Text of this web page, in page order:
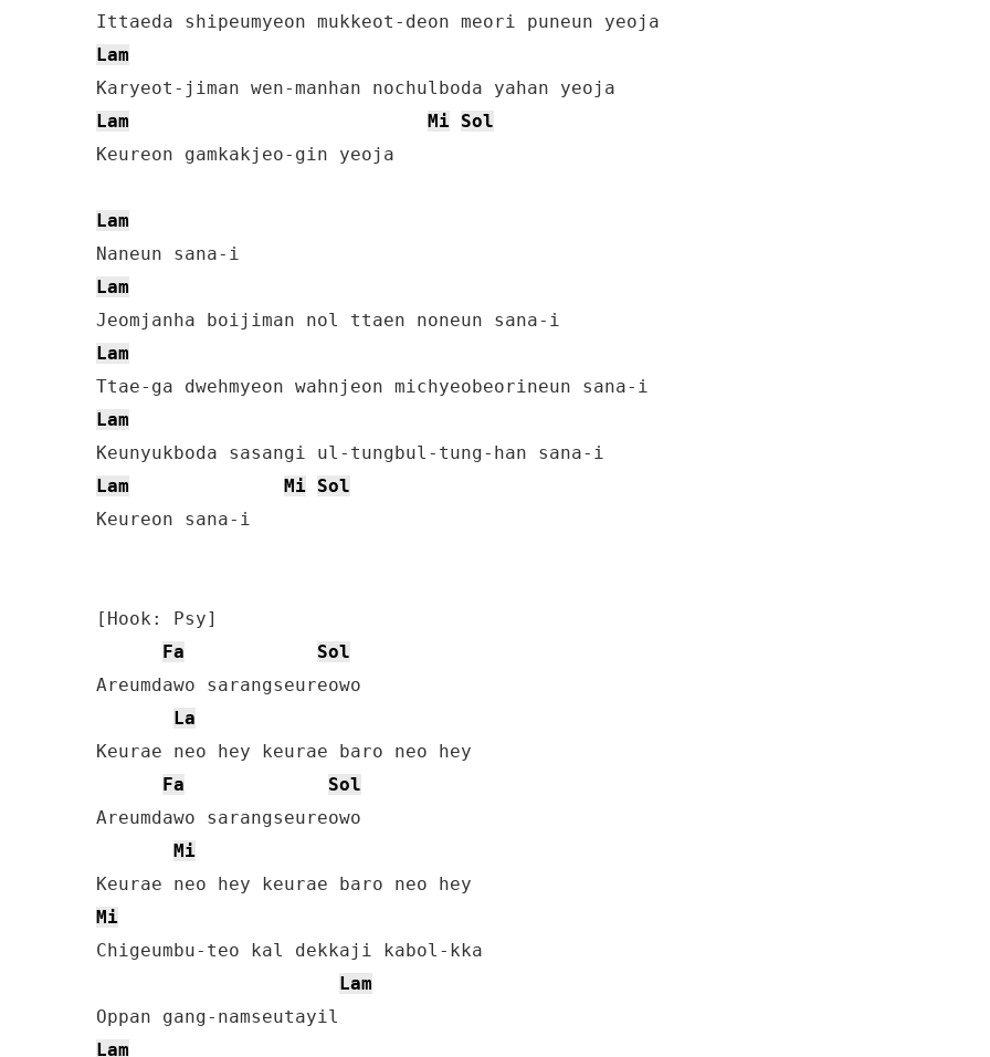
Lam
Lam
Mi Sol
Keureon gamkakjeo-gin yeoja
Lam
Lam
Lam
Lam
Lam
Mi Sol
Keureon sana-i
[Hook: Psy]
Fa
Sol
Areumdawo sarangseureowo
La
Keurae neo hey keurae baro neo hey
Fa
Sol
Areumdawo sarangseureowo
Mi
Mi
Chigeumbu-teo kal dekkaji kabol-kka
Lam
Lam